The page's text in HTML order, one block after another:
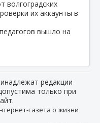
вышло на
редакции
только при
газета о жизни